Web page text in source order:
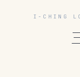
I-CHING